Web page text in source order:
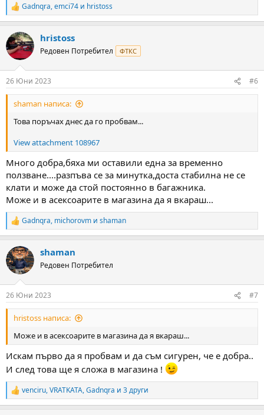
R
e
c
t
i
s
:
Gadnqra,emci74 и hristoss
hristoss
Редовен Потребител ФТКС
26 Юни 2023 #6
shaman написа:
Това поръчах днес да го пробвам...
View attachment 108967
Много добра,бяха ми оставили една за временно
ползване....разпъва се за минутка,доста стабилна не се
клати и може да стой постоянно в багажника.
Може и в асексоарите в магазина да я вкараш...
R
e
c
t
i
s
:
Gadnqra, michorovm и shaman
shaman
Редовен Потребител
26 Юни 2023 #7
hristoss написа:
Може и в асексоарите в магазина да я вкараш...
Искам първо да я пробвам и да съм сигурен, че е добра..
И след това ще я сложа в магазина !
R
e
venciru,VRATKATA,Gadnqra и 3 други